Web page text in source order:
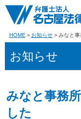
HOME お知らせ みなと
お知らせ
みなと事務
した